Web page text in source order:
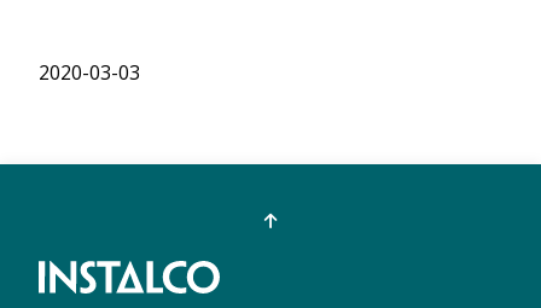
2020-03-03